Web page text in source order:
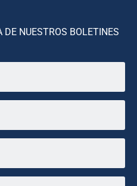
DE NUESTROS BOLETINES